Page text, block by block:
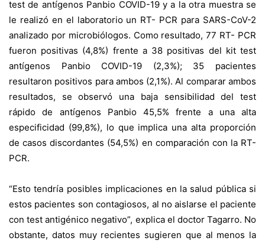
test de antígenos Panbio COVID-19 y a la otra muestra se
le realizó en el laboratorio un RT- PCR para SARS-CoV-2
analizado por microbiólogos. Como resultado, 77 RT- PCR
fueron positivas (4,8%) frente a 38 positivas del kit test
antígenos Panbio COVID-19 (2,3%); 35 pacientes
resultaron positivos para ambos (2,1%). Al comparar ambos
resultados, se observó una baja sensibilidad del test
rápido de antígenos Panbio 45,5% frente a una alta
especificidad (99,8%), lo que implica una alta proporción
de casos discordantes (54,5%) en comparación con la RT-
PCR.
“Esto tendría posibles implicaciones en la salud pública si
estos pacientes son contagiosos, al no aislarse el paciente
con test antigénico negativo”, explica el doctor Tagarro. No
obstante, datos muy recientes sugieren que al menos la